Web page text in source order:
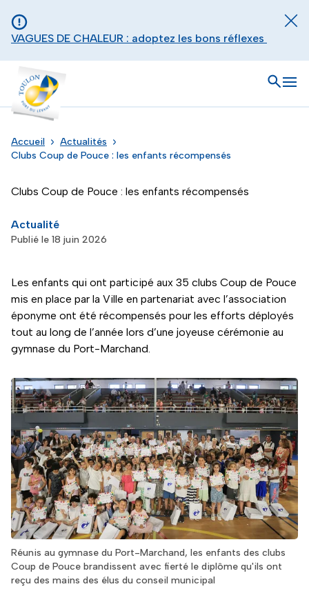
VAGUES DE CHALEUR : adoptez les bons réflexes
Toulon - Port du levant, retour à l'accueil
Ouvrir
Accueil
Actualités
Clubs Coup de Pouce : les enfants récompensés
Clubs Coup de Pouce : les enfants récompensés
Actualité
Publié le 18 juin 2026
Les enfants qui ont participé aux 35 clubs Coup de Pouce
mis en place par la Ville en partenariat avec l’association
éponyme ont été récompensés pour les efforts déployés
tout au long de l’année lors d’une joyeuse cérémonie au
gymnase du Port-Marchand.
Réunis au gymnase du Port-Marchand, les enfants des clubs
Coup de Pouce brandissent avec fierté le diplôme qu'ils ont
reçu des mains des élus du conseil municipal